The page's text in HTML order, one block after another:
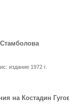
издание 1972 г.
на Костадин